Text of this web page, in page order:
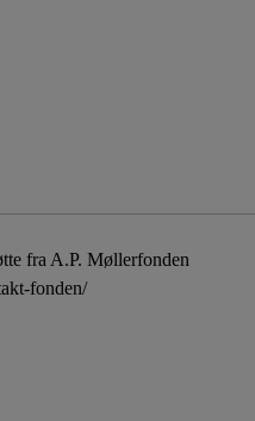
fra A.P. Møllerfonden
fonden/